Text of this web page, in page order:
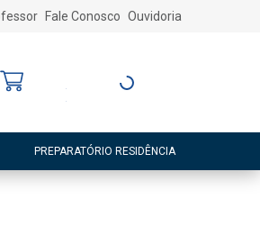
Fale Conosco Ouvidoria
Entre ou Cadastre-
PREPARATÓRIO RESIDÊNCIA